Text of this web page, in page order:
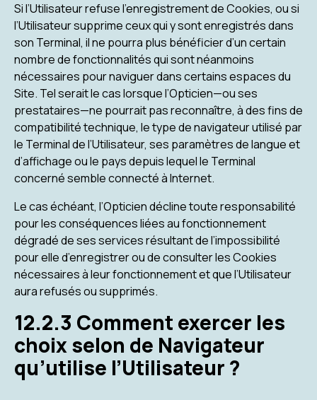
Si l’Utilisateur refuse l’enregistrement de Cookies, ou si
l’Utilisateur supprime ceux qui y sont enregistrés dans
son Terminal, il ne pourra plus bénéficier d’un certain
nombre de fonctionnalités qui sont néanmoins
nécessaires pour naviguer dans certains espaces du
Site. Tel serait le cas lorsque l’Opticien—ou ses
prestataires—ne pourrait pas reconnaître, à des fins de
compatibilité technique, le type de navigateur utilisé par
le Terminal de l’Utilisateur, ses paramètres de langue et
d’affichage ou le pays depuis lequel le Terminal
concerné semble connecté à Internet.
Le cas échéant, l’Opticien décline toute responsabilité
pour les conséquences liées au fonctionnement
dégradé de ses services résultant de l’impossibilité
pour elle d’enregistrer ou de consulter les Cookies
nécessaires à leur fonctionnement et que l’Utilisateur
aura refusés ou supprimés.
12.2.3 Comment exercer les
choix selon de Navigateur
qu’utilise l’Utilisateur ?